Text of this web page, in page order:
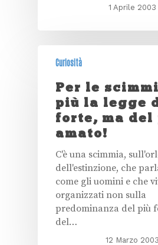
1 Aprile 2003
Curiosità
Per le
più la legge
forte, ma del
amato!
C'è una scimmia,
dell'estinzione, che
come gli uomini e che
organizzati non sulla
predominanza del più
del…
12 Marzo 2003